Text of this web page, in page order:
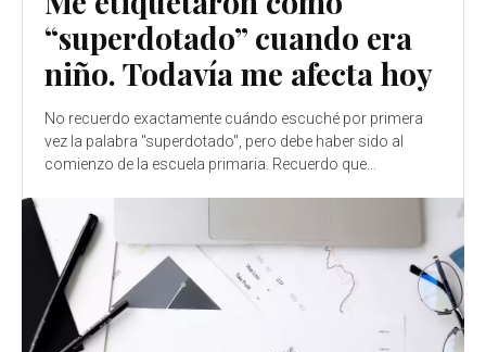
“superdotado” cuando era
niño. Todavía me afecta hoy
No recuerdo exactamente cuándo escuché por primera
vez la palabra "superdotado", pero debe haber sido al
comienzo de la escuela primaria. Recuerdo que...